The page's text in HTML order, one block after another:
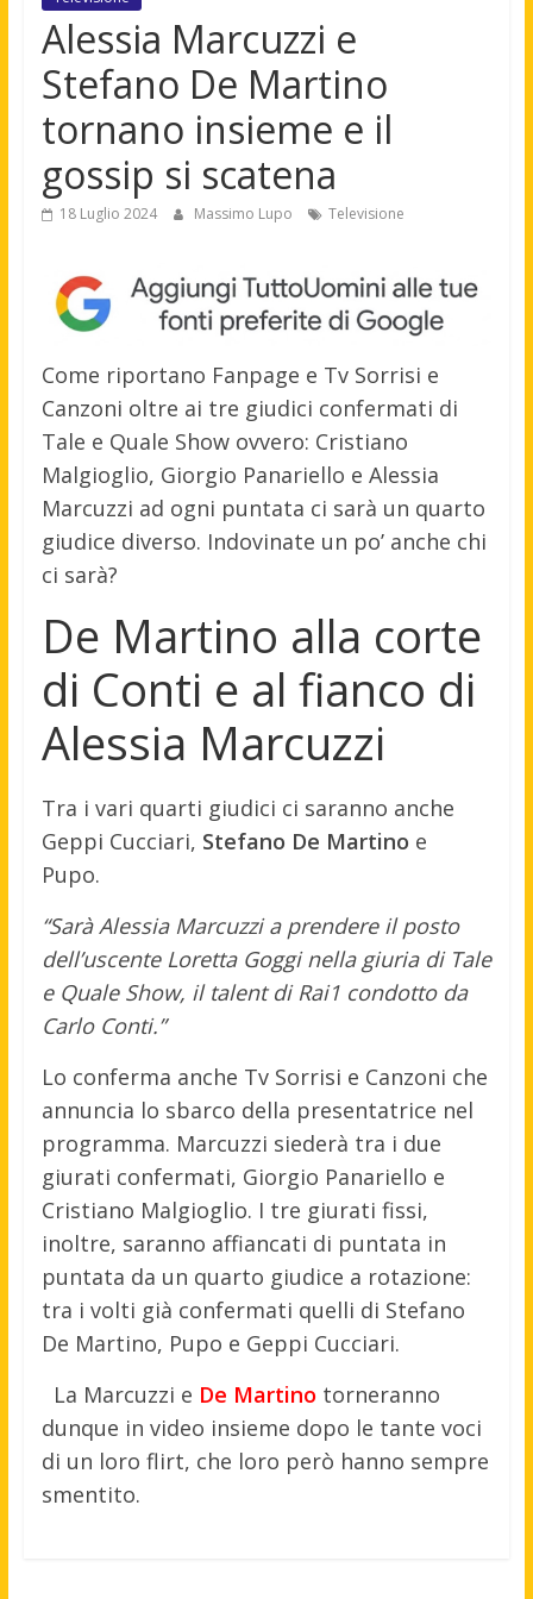
Alessia Marcuzzi e
Stefano De Martino
tornano insieme e il
gossip si scatena
18 Luglio 2024 Massimo Lupo Televisione
Come riportano Fanpage e Tv Sorrisi e
Canzoni oltre ai tre giudici confermati di
Tale e Quale Show ovvero: Cristiano
Malgioglio, Giorgio Panariello e Alessia
Marcuzzi ad ogni puntata ci sarà un quarto
giudice diverso. Indovinate un po’ anche chi
ci sarà?
De Martino alla corte
di Conti e al fianco di
Alessia Marcuzzi
Tra i vari quarti giudici ci saranno anche
Geppi Cucciari, Stefano De Martino e
Pupo.
“Sarà Alessia Marcuzzi a prendere il posto
dell’uscente Loretta Goggi nella giuria di Tale
e Quale Show, il talent di Rai1 condotto da
Carlo Conti.”
Lo conferma anche Tv Sorrisi e Canzoni che
annuncia lo sbarco della presentatrice nel
programma. Marcuzzi siederà tra i due
giurati confermati, Giorgio Panariello e
Cristiano Malgioglio. I tre giurati fissi,
inoltre, saranno affiancati di puntata in
puntata da un quarto giudice a rotazione:
tra i volti già confermati quelli di Stefano
De Martino, Pupo e Geppi Cucciari.
La Marcuzzi e De Martino torneranno
dunque in video insieme dopo le tante voci
di un loro flirt, che loro però hanno sempre
smentito.